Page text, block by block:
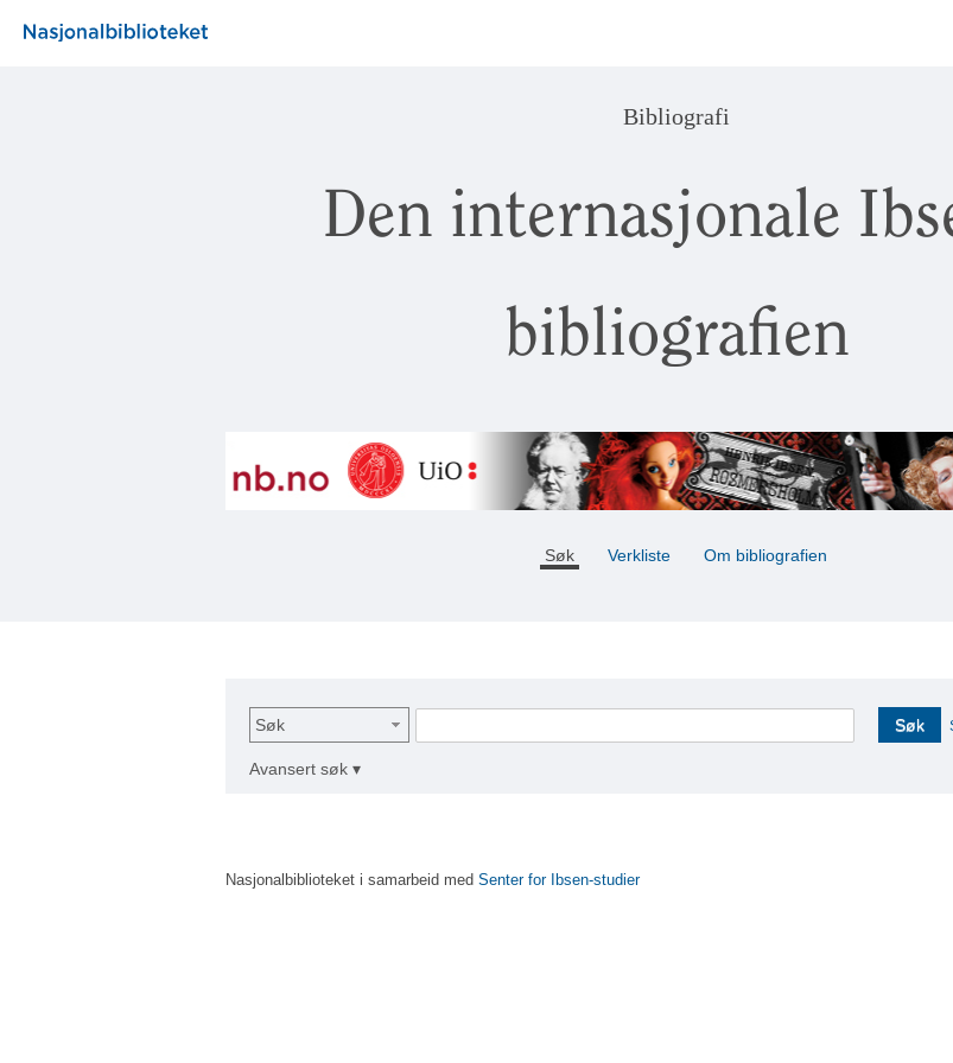
Bibliografi
Den internasjonale
bibliografien
Søk Verkliste Om bibliografien
Søk Søk
Avansert søk ▾
Nasjonalbiblioteket i samarbeid med Senter for Ibsen-studier